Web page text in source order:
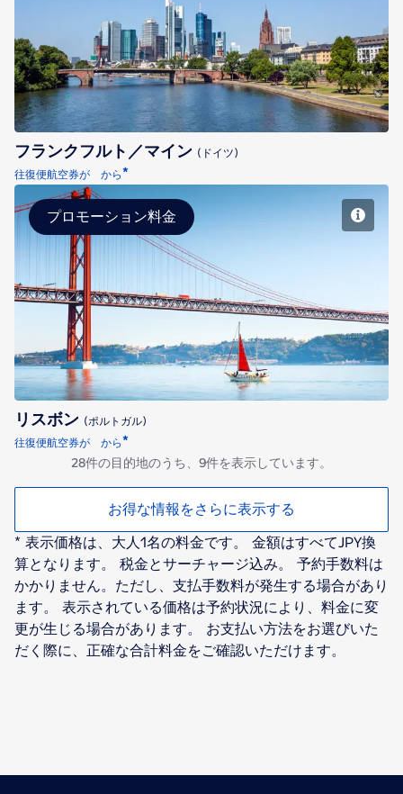
フランクフルト／マイン
フランクフルト／マイン (ドイツ)
往復便航空券が から*
リスボン
プロモーション料金
リスボン (ポルトガル)
往復便航空券が から*
28件の目的地のうち、9件を表示しています。
お得な情報をさらに表示する
* 表示価格は、大人1名の料金です。 金額はすべてJPY換
算となります。 税金とサーチャージ込み。 予約手数料は
かかりません。ただし、支払手数料が発生する場合があり
ます。 表示されている価格は予約状況により、料金に変
更が生じる場合があります。 お支払い方法をお選びいた
だく際に、正確な合計料金をご確認いただけます。